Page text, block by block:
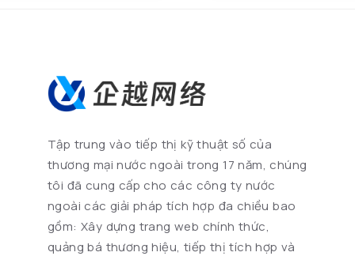
Tập trung vào tiếp thị kỹ thuật số của
thương mại nước ngoài trong 17 năm, chúng
tôi đã cung cấp cho các công ty nước
ngoài các giải pháp tích hợp đa chiều bao
gồm: Xây dựng trang web chính thức,
quảng bá thương hiệu, tiếp thị tích hợp và